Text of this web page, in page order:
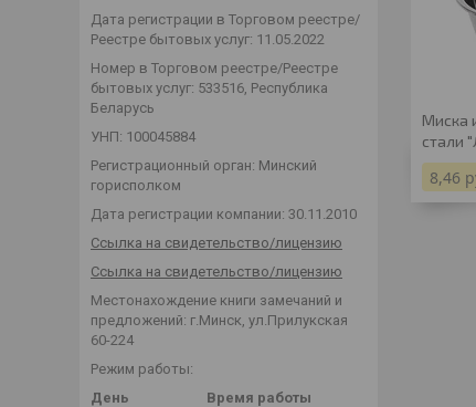
Миска
стали
8,46
Дата регистрации в Торговом реестре/
Реестре бытовых услуг: 11.05.2022
Номер в Торговом реестре/Реестре
бытовых услуг: 533516, Республика
Беларусь
УНП: 100045884
Регистрационный орган: Минский
горисполком
Дата регистрации компании: 30.11.2010
Ссылка на свидетельство/лицензию
Ссылка на свидетельство/лицензию
Местонахождение книги замечаний и
предложений: г.Минск, ул.Прилукская
60-224
Режим работы:
День
Время работы